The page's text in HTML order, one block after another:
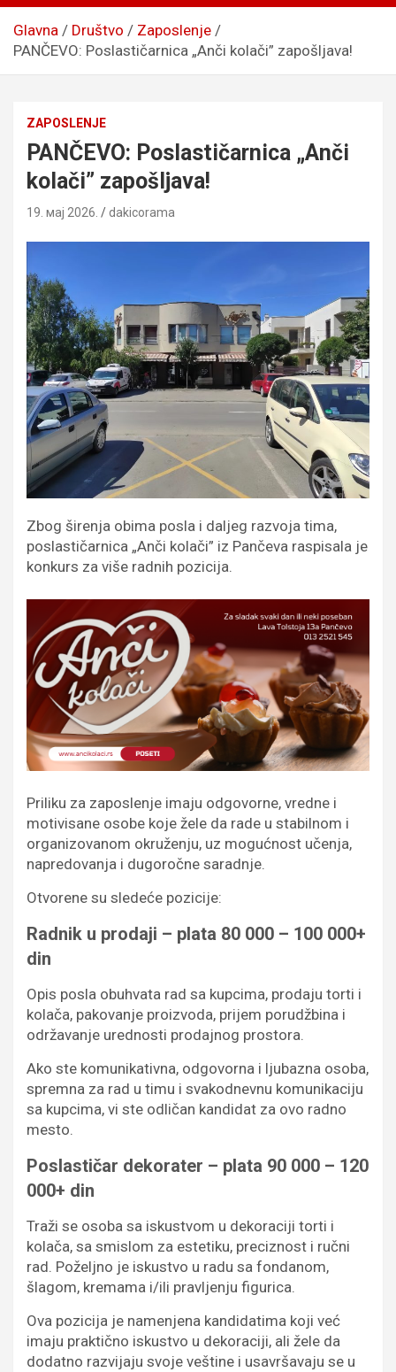
Glavna Društvo
Zaposlenje
PANČEVO: Poslastičarnica „Anči kolači” zapošljava!
ZAPOSLENJE
PANČEVO: Poslastičarnica „Anči
kolači” zapošljava!
19. мај 2026. dakicorama
Zbog širenja obima posla i daljeg razvoja tima,
poslastičarnica „Anči kolači” iz Pančeva raspisala je
konkurs za više radnih pozicija.
Priliku za zaposlenje imaju odgovorne, vredne i
motivisane osobe koje žele da rade u stabilnom i
organizovanom okruženju, uz mogućnost učenja,
napredovanja i dugoročne saradnje.
Otvorene su sledeće pozicije:
Radnik u prodaji – plata 80 000 – 100 000+
din
Opis posla obuhvata rad sa kupcima, prodaju torti i
kolača, pakovanje proizvoda, prijem porudžbina i
održavanje urednosti prodajnog prostora.
Ako ste komunikativna, odgovorna i ljubazna osoba,
spremna za rad u timu i svakodnevnu komunikaciju
sa kupcima, vi ste odličan kandidat za ovo radno
mesto.
Poslastičar dekorater – plata 90 000 – 120
000+ din
Traži se osoba sa iskustvom u dekoraciji torti i
kolača, sa smislom za estetiku, preciznost i ručni
rad. Poželjno je iskustvo u radu sa fondanom,
šlagom, kremama i/ili pravljenju figurica.
Ova pozicija je namenjena kandidatima koji već
imaju praktično iskustvo u dekoraciji, ali žele da
dodatno razvijaju svoje veštine i usavršavaju se u